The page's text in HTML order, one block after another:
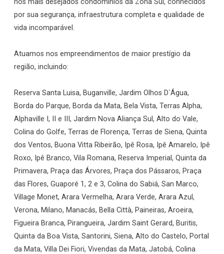
nos mais desejados condomínios da Zona Sul, conhecidos
por sua segurança, infraestrutura completa e qualidade de
vida incomparável.
Atuamos nos empreendimentos de maior prestígio da
região, incluindo:
Reserva Santa Luisa, Buganville, Jardim Olhos D`Água,
Borda do Parque, Borda da Mata, Bela Vista, Terras Alpha,
Alphaville I, II e III, Jardim Nova Aliança Sul, Alto do Vale,
Colina do Golfe, Terras de Florença, Terras de Siena, Quinta
dos Ventos, Buona Vitta Ribeirão, Ipê Rosa, Ipê Amarelo, Ipê
Roxo, Ipê Branco, Vila Romana, Reserva Imperial, Quinta da
Primavera, Praça das Árvores, Praça dos Pássaros, Praça
das Flores, Guaporé 1, 2 e 3, Colina do Sabiá, San Marco,
Village Monet, Arara Vermelha, Arara Verde, Arara Azul,
Verona, Milano, Manacás, Bella Città, Paineiras, Aroeira,
Figueira Branca, Pirangueira, Jardim Saint Gerard, Buritis,
Quinta da Boa Vista, Santorini, Siena, Alto do Castelo, Portal
da Mata, Villa Dei Fiori, Vivendas da Mata, Jatobá, Colina